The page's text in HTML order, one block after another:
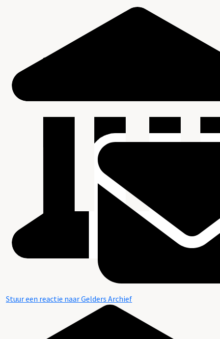
Stuur een reactie naar Gelders Archief